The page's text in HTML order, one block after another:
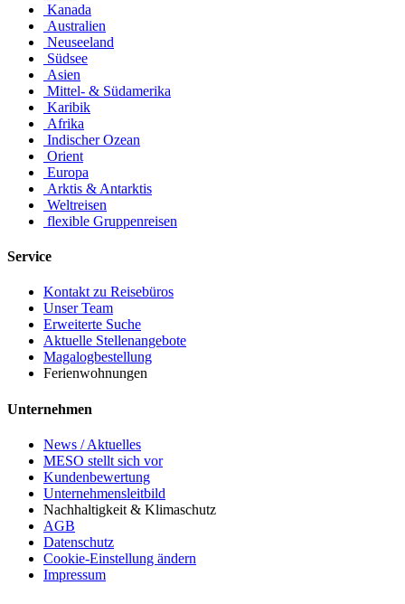
Kanada
Australien
Neuseeland
Südsee
Asien
Mittel- & Südamerika
Karibik
Afrika
Indischer Ozean
Orient
Europa
Arktis & Antarktis
Weltreisen
flexible Gruppenreisen
Service
Kontakt zu Reisebüros
Unser Team
Erweiterte Suche
Aktuelle Stellenangebote
Magalogbestellung
Ferienwohnungen
Unternehmen
News / Aktuelles
MESO stellt sich vor
Kundenbewertung
Unternehmensleitbild
Nachhaltigkeit & Klimaschutz
AGB
Datenschutz
Cookie-Einstellung ändern
Impressum